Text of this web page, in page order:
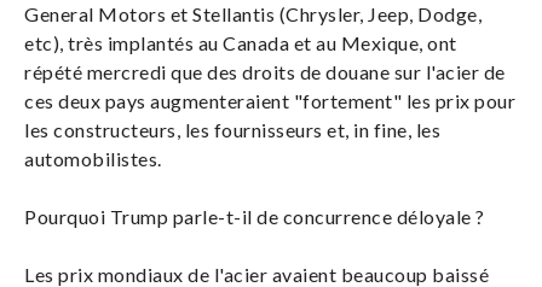
General Motors et Stellantis (Chrysler, Jeep, Dodge,
etc), très implantés au Canada et au Mexique, ont
répété mercredi que des droits de douane sur l'acier de
ces deux pays augmenteraient "fortement" les prix pour
les constructeurs, les fournisseurs et, in fine, les
automobilistes.
Pourquoi Trump parle-t-il de concurrence déloyale ?
Les prix mondiaux de l'acier avaient beaucoup baissé